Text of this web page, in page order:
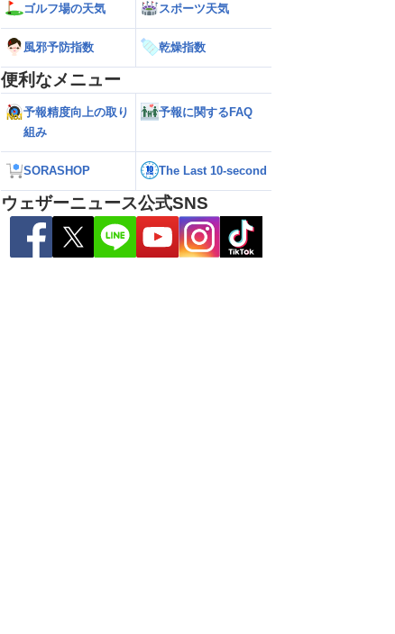
ゴルフ場の天気 スポーツ天気
風邪予防指数 乾燥指数
便利なメニュー
予報精度向上の取り
組み
予報に関するFAQ
SORASHOP The Last 10-second
ウェザーニュース公式SNS